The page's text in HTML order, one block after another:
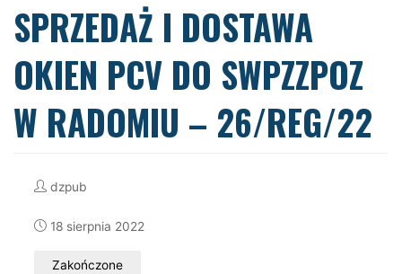
SPRZEDAŻ I DOSTAWA
OKIEN PCV DO SWPZZPOZ
W RADOMIU – 26/REG/22
dzpub
18 sierpnia 2022
Zakończone